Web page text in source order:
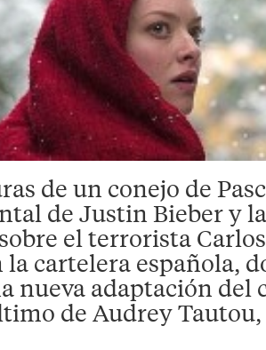
de un conejo de
de Justin Bieber y
el terrorista
la cartelera española,
nueva adaptación del
de Audrey Tautou,